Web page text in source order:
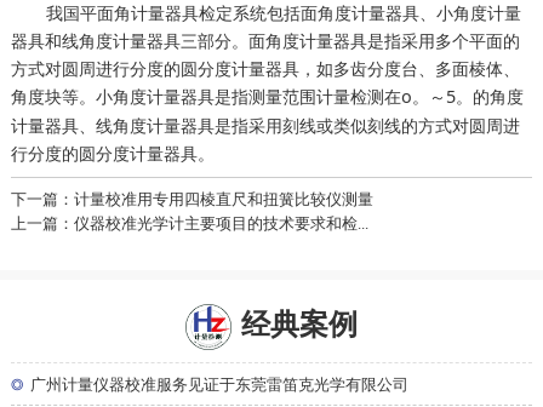
我国平面角计量器具检定系统包括面角度计量器具、小角度计量
器具和线角度计量器具三部分。面角度计量器具是指采用多个平面的
方式对圆周进行分度的圆分度计量器具，如多齿分度台、多面棱体、
角度块等。小角度计量器具是指测量范围计量检测在o。～5。的角度
计量器具、线角度计量器具是指采用刻线或类似刻线的方式对圆周进
行分度的圆分度计量器具。
下一篇：计量校准用专用四棱直尺和扭簧比较仪测量
上一篇：仪器校准光学计主要项目的技术要求和检...
经典案例
◎ 广州计量仪器校准服务见证于东莞雷笛克光学有限公司